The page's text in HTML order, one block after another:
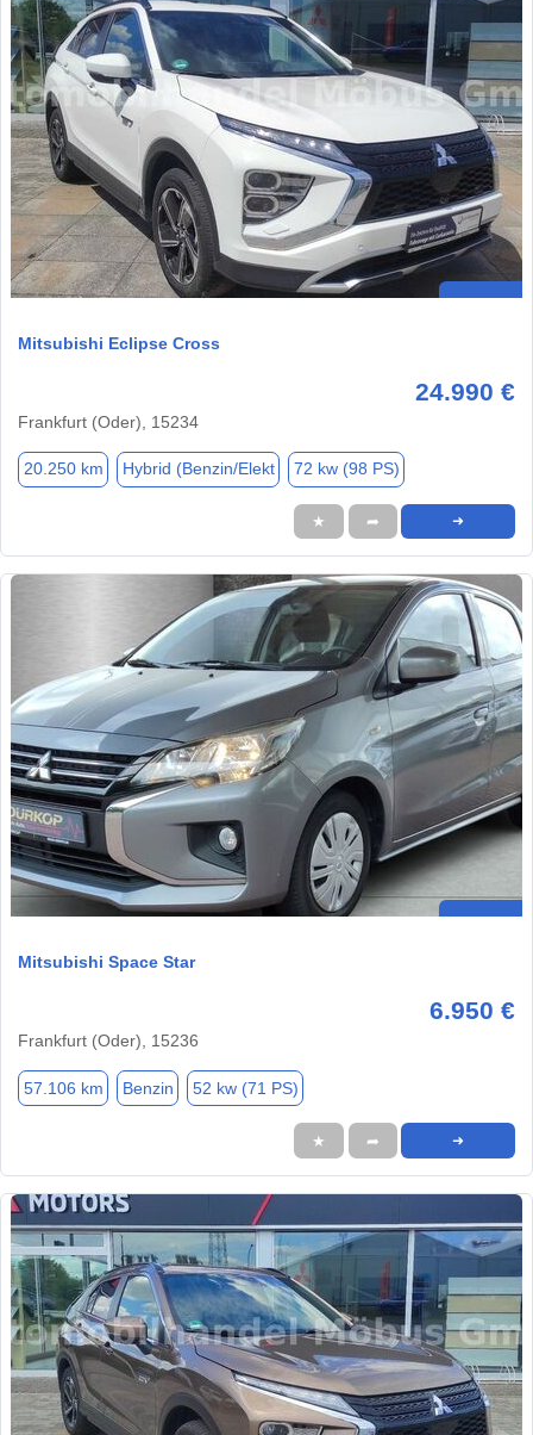
Mitsubishi Eclipse Cross
24.990 €
Frankfurt (Oder), 15234
20.250 km Hybrid (Benzin/Elekt 72 kw (98 PS)
★ ➦ ➜
Mitsubishi Space Star
6.950 €
Frankfurt (Oder), 15236
57.106 km Benzin 52 kw (71 PS)
★ ➦ ➜